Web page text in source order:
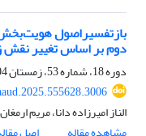
بازتفسیراصول هویت‌بخش
دوم بر اساس تغییر نقش
دوره 18، شماره 53، زمستان 1404، صفحه
الناز امیرزاده دانا، مریم